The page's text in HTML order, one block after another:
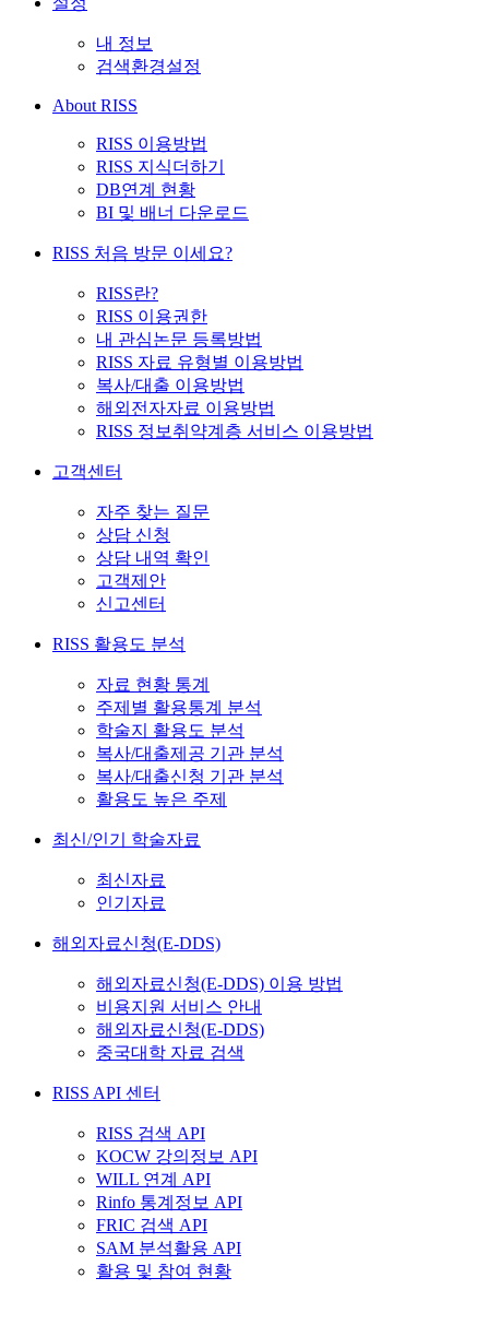
내 정보
검색환경설정
About RISS
RISS 이용방법
RISS 지식더하기
DB연계 현황
BI 및 배너 다운로드
RISS 처음 방문 이세요?
RISS란?
RISS 이용권한
내 관심논문 등록방법
RISS 자료 유형별 이용방법
복사/대출 이용방법
해외전자자료 이용방법
RISS 정보취약계층 서비스 이용방법
고객센터
자주 찾는 질문
상담 신청
상담 내역 확인
고객제안
신고센터
RISS 활용도 분석
자료 현황 통계
주제별 활용통계 분석
학술지 활용도 분석
복사/대출제공 기관 분석
복사/대출신청 기관 분석
활용도 높은 주제
최신/인기 학술자료
최신자료
인기자료
해외자료신청(E-DDS)
해외자료신청(E-DDS) 이용 방법
비용지원 서비스 안내
해외자료신청(E-DDS)
중국대학 자료 검색
RISS API 센터
RISS 검색 API
KOCW 강의정보 API
WILL 연계 API
Rinfo 통계정보 API
FRIC 검색 API
SAM 분석활용 API
활용 및 참여 현황